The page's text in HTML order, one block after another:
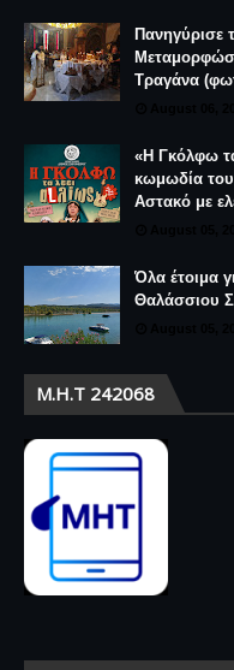
Πανηγύρισε
Τραγάνα
«Η Γκόλφω
κωμωδία
Αστακό με
Όλα έτοιμα
Θαλάσσιου
Μ.Η.Τ 242068